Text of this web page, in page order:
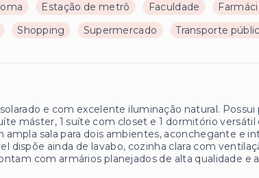
Estação de metrô Faculdade
Shopping Supermercado Transporte
e com excelente iluminação natural. Possui
máster, 1 suíte com closet e 1 dormitório versátil
sala para dois ambientes, aconchegante e
ainda de lavabo, cozinha clara com
com armários planejados de alta qualidade e